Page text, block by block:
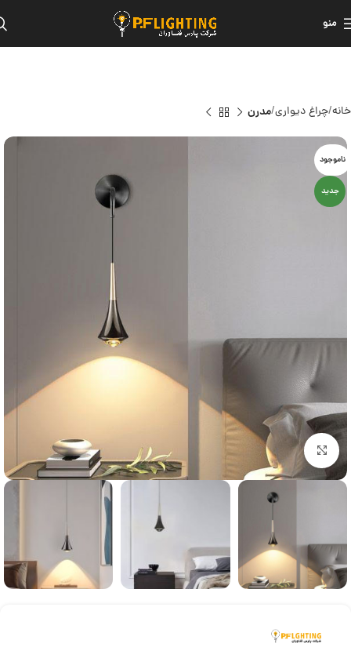
منو
خانه چراغ دیواری مدرن
ناموجود
جدید
بزرگنمایی تصویر